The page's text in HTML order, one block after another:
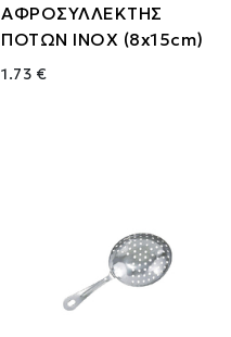
ΑΦΡΟΣΥΛΛΕΚΤΗΣ
ΠΟΤΩΝ ΙΝΟΧ (8x15cm)
1.73 €